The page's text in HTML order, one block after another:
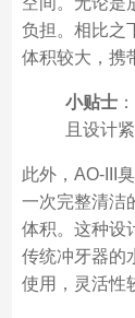
负担。相比之
体积较大，携
小贴士
且设计
此外，AO-III
一次完整清洁
体积。这种设
传统冲牙器的
使用，灵活性